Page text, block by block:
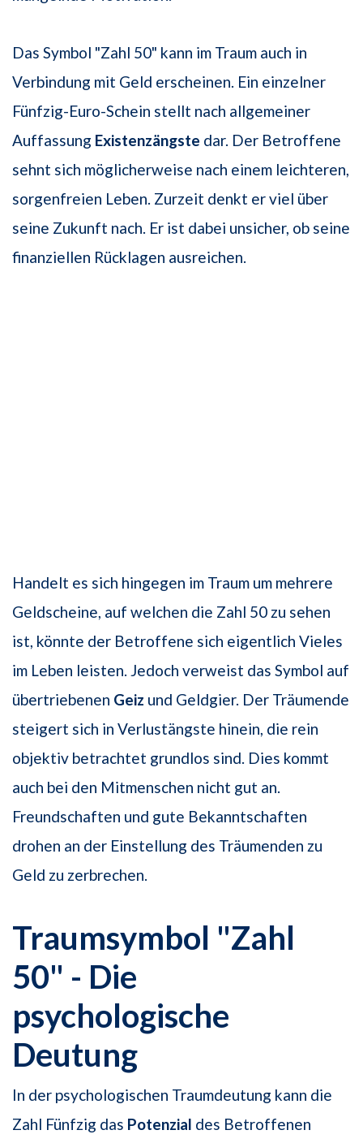
Das Symbol "Zahl 50" kann im Traum auch in
Verbindung mit Geld erscheinen. Ein einzelner
Fünfzig-Euro-Schein stellt nach allgemeiner
Auffassung Existenzängste dar. Der Betroffene
sehnt sich möglicherweise nach einem leichteren,
sorgenfreien Leben. Zurzeit denkt er viel über
seine Zukunft nach. Er ist dabei unsicher, ob seine
finanziellen Rücklagen ausreichen.
Handelt es sich hingegen im Traum um mehrere
Geldscheine, auf welchen die Zahl 50 zu sehen
ist, könnte der Betroffene sich eigentlich Vieles
im Leben leisten. Jedoch verweist das Symbol auf
übertriebenen Geiz und Geldgier. Der Träumende
steigert sich in Verlustängste hinein, die rein
objektiv betrachtet grundlos sind. Dies kommt
auch bei den Mitmenschen nicht gut an.
Freundschaften und gute Bekanntschaften
drohen an der Einstellung des Träumenden zu
Geld zu zerbrechen.
Traumsymbol "Zahl
50" - Die
psychologische
Deutung
In der psychologischen Traumdeutung kann die
Zahl Fünfzig das Potenzial des Betroffenen